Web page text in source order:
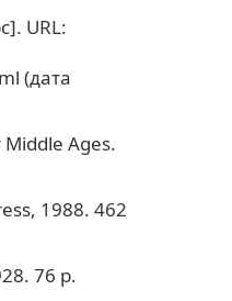
URL:
(дата
Ages.
1988. 462
76 p.